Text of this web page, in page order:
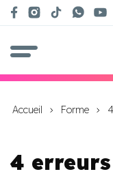
Accueil Forme
4